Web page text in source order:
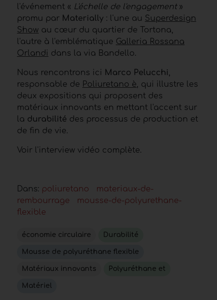
l'événement « L'échelle de l'engagement »
promu par Materially : l'une au Superdesign
Show au cœur du quartier de Tortona,
l'autre à l'emblématique Galleria Rossana
Orlandi dans la via Bandello.
Nous rencontrons ici Marco Pelucchi,
responsable de Poliuretano è, qui illustre les
deux expositions qui proposent des
matériaux innovants en mettant l'accent sur
la durabilité des processus de production et
de fin de vie.
Voir l'interview vidéo complète.
Dans: poliuretano
materiaux-de-
rembourrage
mousse-de-polyurethane-
flexible
économie circulaire Durabilité
Mousse de polyuréthane flexible
Matériaux innovants Polyuréthane et
Matériel